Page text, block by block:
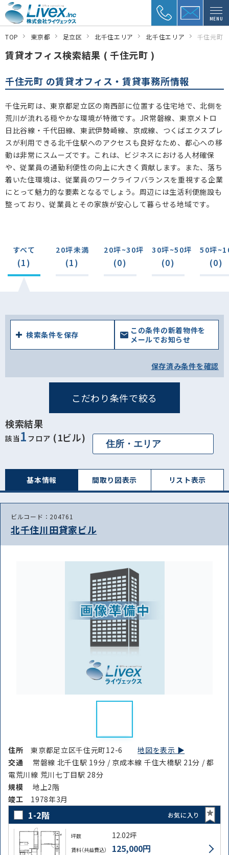
MENU
TOP 東京都 足立区 北千住エリア 北千住エリア 千住元町
住所
から探す
路線・駅
賃貸オフィス検索結果 ( 千住元町 )
千住元町 の賃貸オフィス・賃貸事務所情報
千住元町は、東京都足立区の南西部に位置する住宅地で、北側を
荒川が流れる穏やかな環境が特徴です。JR常磐線、東京メトロ
日比谷線・千代田線、東武伊勢崎線、京成線、つくばエクスプレ
スが利用できる北千住駅へのアクセスも良好なため、都心への移
動は非常にスムーズです。これは、ビジネスにおける人材確保
や、従業員の通勤利便性の向上に大きく貢献します。また、落ち
着いた住環境は、従業員のワークライフバランスを重視する企業
にとって魅力的な要素となるでしょう。周辺には生活利便施設も
整っており、従業員とその家族が安心して暮らせる地域です。
すべて
(1)
20坪未満
(1)
20坪~30坪
(0)
30坪~50坪
(0)
50坪
(0)
検索条件を保存
この条件の新着物件を
メールでお知らせ
保存済み条件を確認
こだわり条件で絞る
検索結果
該当 1 フロア (1ビル)
基本情報 間取り図表⽰ リスト表⽰
ビルコード：204761
北千住川田貸家ビル
住所東京都足立区千住元町12-6地図を表示 ▶︎
交通
常磐線 北千住駅 19分 / 京成本線 千住大橋駅 21分 / 都
電荒川線 荒川七丁目駅 28分
規模
地上2階
竣⼯ 1978年3月
1-2階 お気に入り
坪数 12.02坪
賃料（共益費込） 125,000円